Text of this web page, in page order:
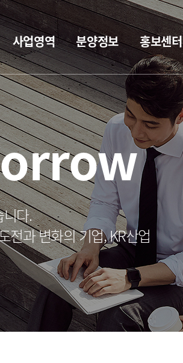
사업영역 분양정보 홍보센터
다.
전과 변화의 기업, KR산업